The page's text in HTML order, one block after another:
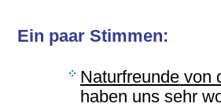
Ein paar Stimmen:
Naturfreunde von
haben uns sehr